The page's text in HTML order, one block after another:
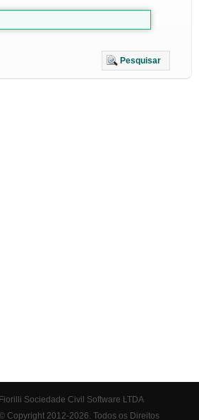
Pesquisar
Fiorilli Sociedade Civil Software LTDA
Copyright 2012-2026. Todos os Direitos